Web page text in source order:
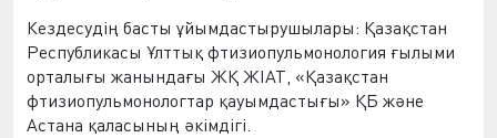
Кездесудің басты ұйымдастырушылары: Қазақстан
Республикасы Ұлттық фтизиопульмонология ғылыми
орталығы жанындағы ЖҚ ЖІАТ, «Қазақстан
фтизиопульмонологтар қауымдастығы» ҚБ және
Астана қаласының әкімдігі.